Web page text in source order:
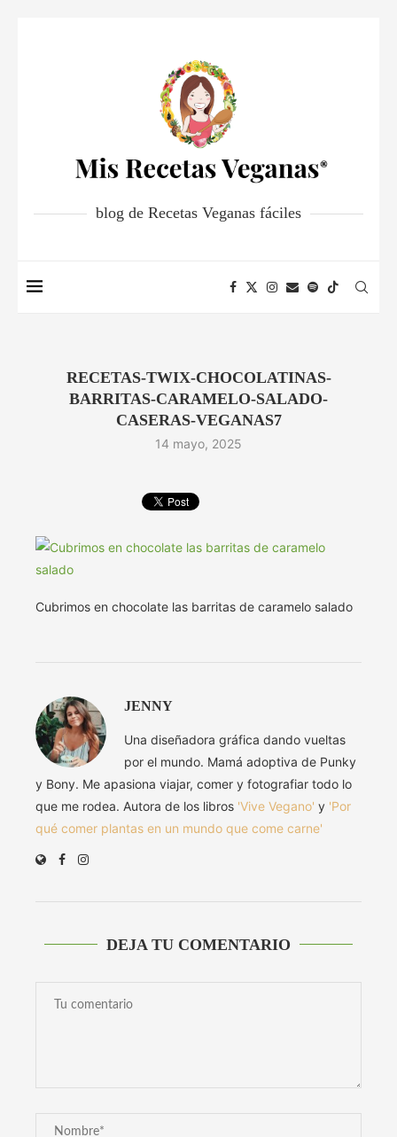
blog de Recetas Veganas fáciles
RECETAS-TWIX-CHOCOLATINAS-
BARRITAS-CARAMELO-SALADO-
CASERAS-VEGANAS7
14 mayo, 2025
Cubrimos en chocolate las barritas de caramelo salado
JENNY
Una diseñadora gráfica dando vueltas
por el mundo. Mamá adoptiva de Punky
y Bony. Me apasiona viajar, comer y fotografiar todo lo
que me rodea. Autora de los libros 'Vive Vegano' y 'Por
qué comer plantas en un mundo que come carne'
DEJA TU COMENTARIO